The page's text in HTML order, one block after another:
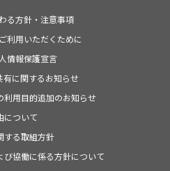
る方針・注意事項
利用いただくために
情報保護宣言
有に関するお知らせ
利用目的追加のお知らせ
について
する取組方針
協働に係る方針について